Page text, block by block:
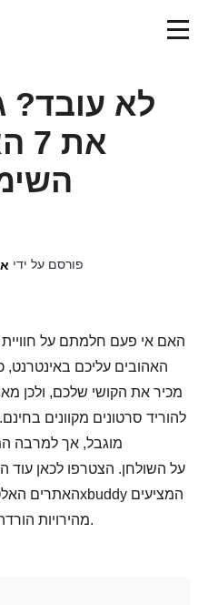
פורסם על ידי
האם אי פעם חלמתם על
האהובים עליכם באינטרנט,
להוריד סרטונים מקוונים
מוגבל, אך למרבה
מהירויות הורדה גבוהות ושירותים אמינים יותר.